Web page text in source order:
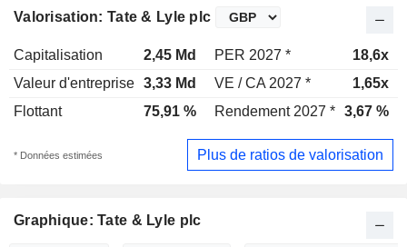
Valorisation: Tate & Lyle plc
Capitalisation 2,45 Md PER 2027 *
18,6x
Valeur d'entreprise 3,33 Md VE / CA 2027 *
1,65x
Flottant
75,91 % Rendement 2027 * 3,67 %
* Données estimées Plus de ratios de valorisation
Graphique: Tate & Lyle plc